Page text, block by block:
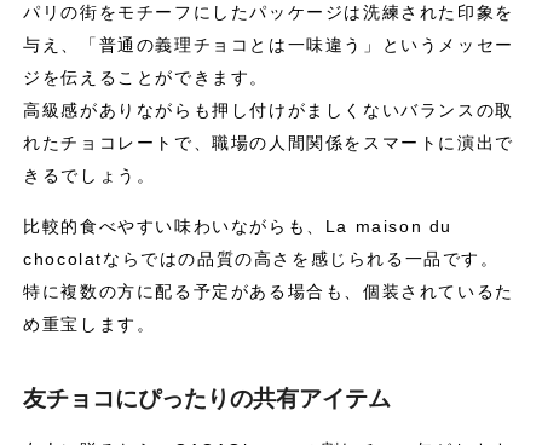
パリの街をモチーフにしたパッケージは洗練された印象を
与え、「普通の義理チョコとは一味違う」というメッセー
ジを伝えることができます。
高級感がありながらも押し付けがましくないバランスの取
れたチョコレートで、職場の人間関係をスマートに演出で
きるでしょう。
比較的食べやすい味わいながらも、La maison du
chocolatならではの品質の高さを感じられる一品です。
特に複数の方に配る予定がある場合も、個装されているた
め重宝します。
友チョコにぴったりの共有アイテム